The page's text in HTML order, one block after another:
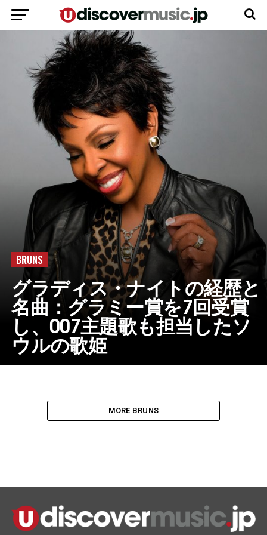
BRUNS
グラディス・ナイトの経歴と
名曲：グラミー賞を7回受賞
し、007主題歌も担当したソ
ウルの歌姫
MORE BRUNS